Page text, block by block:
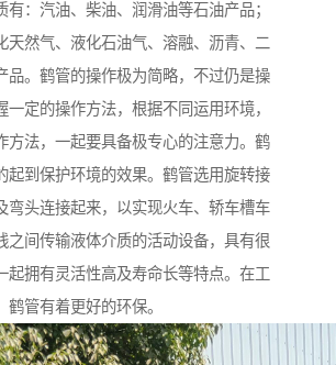
有：汽油、柴油、润滑油等石油产品；
天然气、液化石油气、溶融、沥青、二
品。鹤管的操作极为简略，不过仍是操
一定的操作方法，根据不同运用环境，
方法，一起要具备极专心的注意力。鹤
起到保护环境的效果。鹤管选用旋转接
弯头连接起来，以实现火车、轿车槽车
之间传输液体介质的活动设备，具有很
起拥有灵活性高及寿命长等特点。在工
鹤管有着更好的环保。